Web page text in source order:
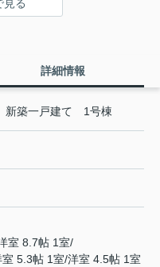
見る
詳細情報
新築一戸建て 1号棟
室 8.7帖 1室/
室 5.3帖 1室/洋室 4.5帖 1室